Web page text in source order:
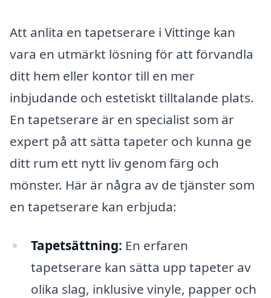
Att anlita en tapetserare i Vittinge kan
vara en utmärkt lösning för att förvandla
ditt hem eller kontor till en mer
inbjudande och estetiskt tilltalande plats.
En tapetserare är en specialist som är
expert på att sätta tapeter och kunna ge
ditt rum ett nytt liv genom färg och
mönster. Här är några av de tjänster som
en tapetserare kan erbjuda:
Tapetsättning: En erfaren
tapetserare kan sätta upp tapeter av
olika slag, inklusive vinyle, papper och